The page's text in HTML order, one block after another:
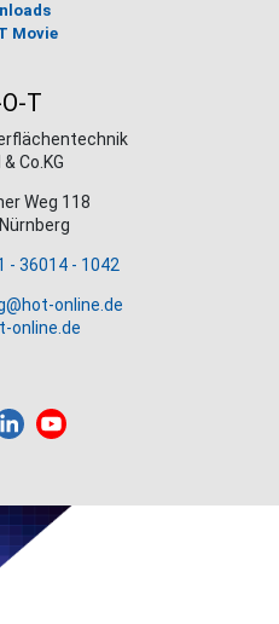
Movie
T
Co.KG
Weg 118
- 36014 - 1042
online.de
online.de